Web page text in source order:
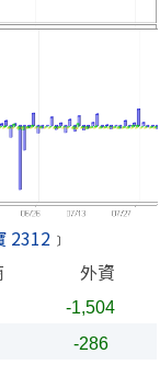
2312﹞
外資
-1,504
-286